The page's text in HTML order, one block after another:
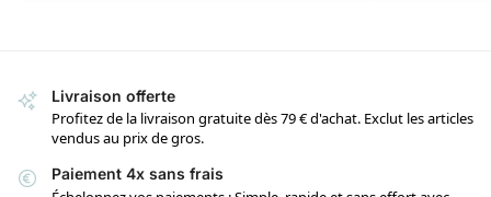
Livraison offerte
Profitez de la livraison gratuite dès 79 € d'achat. Exclut les articles
vendus au prix de gros.
Paiement 4x sans frais